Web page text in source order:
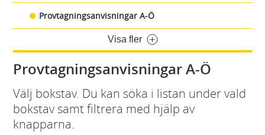
Provtagningsanvisningar A-Ö
Visa fler
Provtagningsanvisningar A-Ö
Välj bokstav. Du kan söka i listan under vald
bokstav samt filtrera med hjälp av
knapparna.